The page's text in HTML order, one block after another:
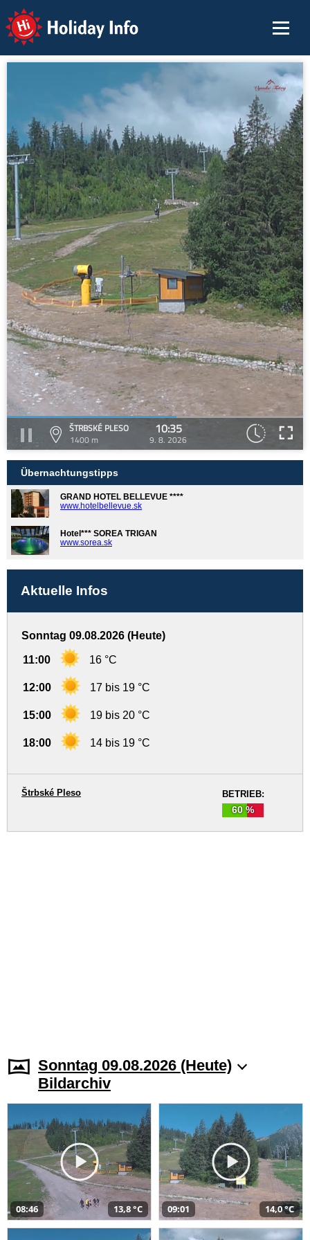
Holiday Info
ŠTRBSKÉ PLESO
1400 m
10:35
9. 8. 2026
Übernachtungstipps
GRAND HOTEL BELLEVUE ****
www.hotelbellevue.sk
Hotel*** SOREA TRIGAN
www.sorea.sk
Aktuelle Infos
Sonntag 09.08.2026 (Heute)
11:00 16 °C
12:00 17 bis 19 °C
15:00 19 bis 20 °C
18:00 14 bis 19 °C
BETRIEB:
60 %
Štrbské Pleso
Sonntag 09.08.2026 (Heute)
Bildarchiv
08:46 13,8 °C 09:01 14,0 °C